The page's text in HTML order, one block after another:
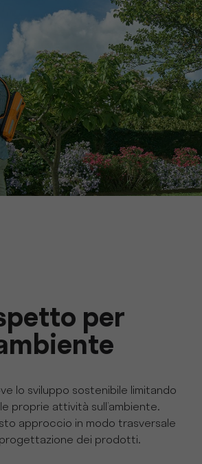
per
lo sviluppo sostenibile limitando
proprie attività sull’ambiente.
approccio in modo trasversale
progettazione dei prodotti.